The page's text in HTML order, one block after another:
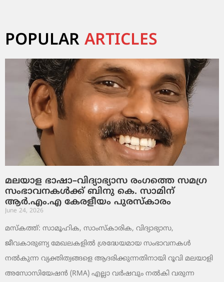
POPULAR ARTICLES
മലയാള ഭാഷാ–വിദ്യാഭ്യാസ രംഗത്തെ സമഗ്ര
സംഭാവനകൾക്ക് ബിനു കെ. സാമിന്
ആർ.എം.എ കേരളീയം പുരസ്‌കാരം
June 24, 2026
മസ്കത്ത്: സാമൂഹിക, സാംസ്‌കാരിക, വിദ്യാഭ്യാസ,
ജീവകാരുണ്യ മേഖലകളിൽ ശ്രദ്ധേയമായ സംഭാവനകൾ
നൽകുന്ന വ്യക്തിത്വങ്ങളെ ആദരിക്കുന്നതിനായി റൂവി മലയാളി
അസോസിയേഷൻ (RMA) എല്ലാ വർഷവും നൽകി വരുന്ന